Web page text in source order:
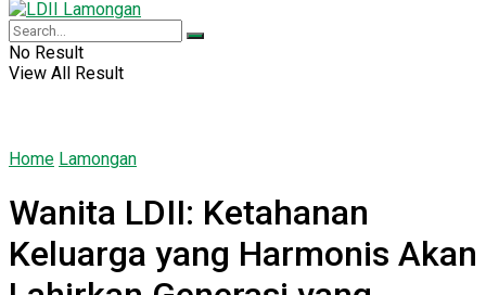
No Result
View All Result
Home Lamongan
Wanita LDII: Ketahanan
Keluarga yang Harmonis Akan